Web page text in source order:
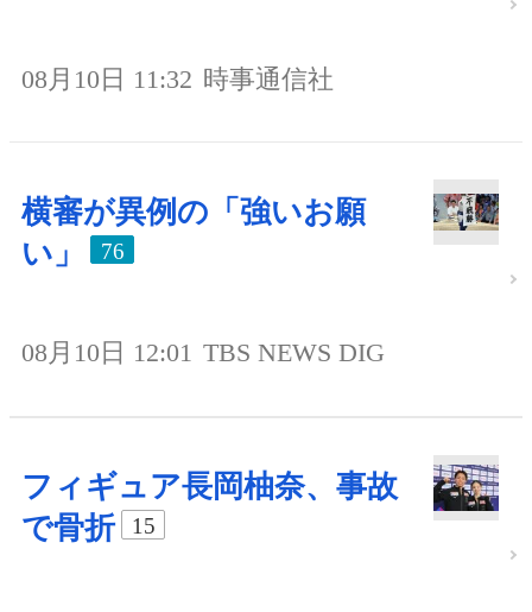
08月10日 11:32 時事通信社
横審が異例の「強いお願
い」
76
08月10日 12:01 TBS NEWS DIG
フィギュア長岡柚奈、事故
で骨折
15